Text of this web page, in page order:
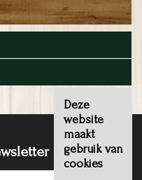
Deze
website
maakt
gebruik van
cookies